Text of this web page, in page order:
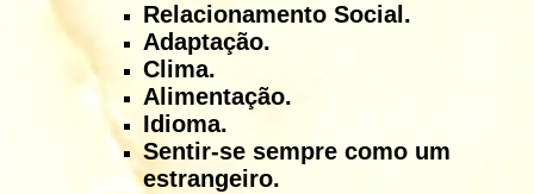
Relacionamento Social.
Adaptação.
Clima.
Alimentação.
Idioma.
Sentir-se sempre como um
estrangeiro.